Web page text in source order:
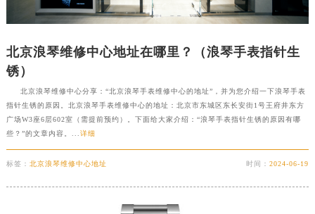
北京浪琴维修中心地址在哪里？（浪琴手表指针生
锈）
北京浪琴维修中心分享：“北京浪琴手表维修中心的地址”，并为您介绍一下浪琴手表
指针生锈的原因。北京浪琴手表维修中心的地址：北京市东城区东长安街1号王府井东方
广场W3座6层602室（需提前预约）。下面给大家介绍：“浪琴手表指针生锈的原因有哪
些？”的文章内容。... 详细
标签： 北京浪琴维修中心地址 时间：2024-06-19